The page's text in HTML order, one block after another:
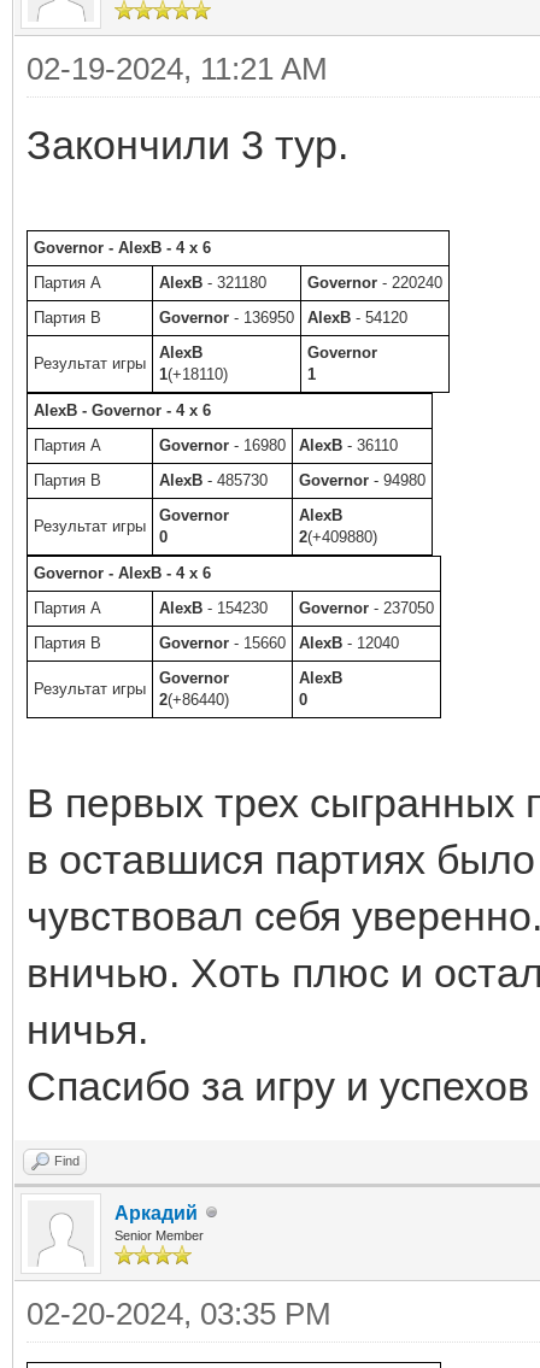
02-19-2024, 11:21 AM
Закончили 3 тур.
Governor - AlexB - 4 x 6
Партия A
AlexB - 321180 Governor - 220240
Партия B
Governor - 136950 AlexB - 54120
Результат игры
AlexB
1(+18110)
Governor
1
AlexB - Governor - 4 x 6
Партия A
Governor - 16980 AlexB - 36110
Партия B
AlexB - 485730 Governor - 94980
Результат игры
Governor
0
AlexB
2(+409880)
Governor - AlexB - 4 x 6
Партия A
AlexB - 154230 Governor - 237050
Партия B
Governor - 15660 AlexB - 12040
Результат игры
Governor
2(+86440)
AlexB
0
В первых трех сыгранных
в оставшися партиях
чувствовал себя
вничью. Хоть плюс и
ничья.
Спасибо за игру и
Find
Аркадий
Senior Member
02-20-2024, 03:35 PM